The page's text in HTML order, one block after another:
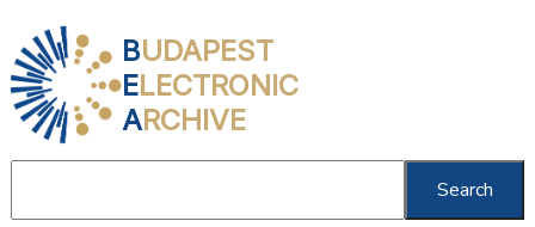
BUDAPEST
ELECTRONIC
ARCHIVE
Search